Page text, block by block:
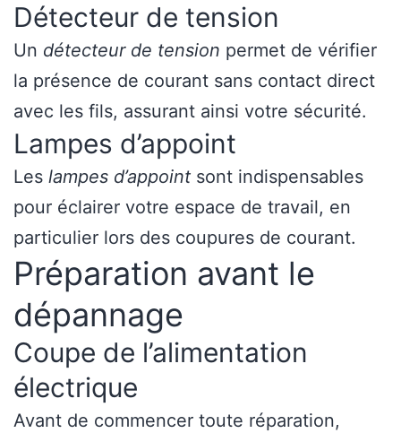
Détecteur de tension
Un détecteur de tension permet de vérifier
la présence de courant sans contact direct
avec les fils, assurant ainsi votre sécurité.
Lampes d’appoint
Les lampes d’appoint sont indispensables
pour éclairer votre espace de travail, en
particulier lors des coupures de courant.
Préparation avant le
dépannage
Coupe de l’alimentation
électrique
Avant de commencer toute réparation,